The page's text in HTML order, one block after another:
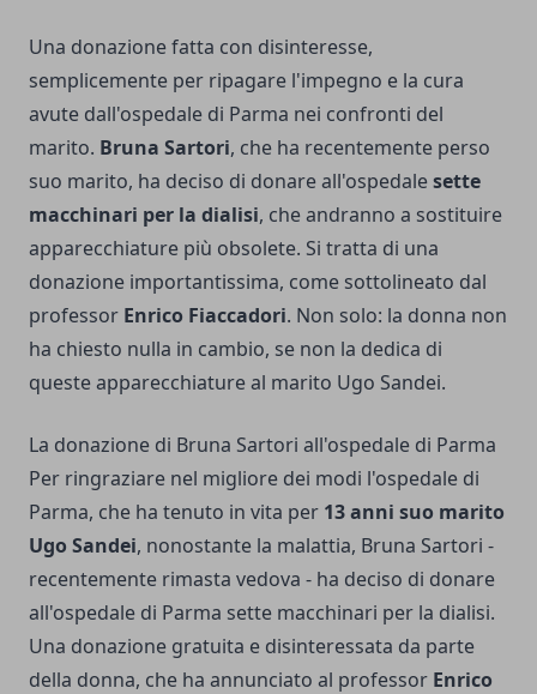
Una donazione fatta con disinteresse,
semplicemente per ripagare l'impegno e la cura
avute dall'ospedale di Parma nei confronti del
marito. Bruna Sartori, che ha recentemente perso
suo marito, ha deciso di donare all'ospedalesette
macchinari per la dialisi, che andranno a sostituire
apparecchiature più obsolete. Si tratta di una
donazione importantissima, come sottolineato dal
professor Enrico Fiaccadori. Non solo: la donna non
ha chiesto nulla in cambio, se non la dedica di
queste apparecchiature al marito Ugo Sandei.
La donazione di Bruna Sartori all'ospedale di Parma
Per ringraziare nel migliore dei modi l'ospedale di
Parma, che ha tenuto in vita per 13 anni suo marito
Ugo Sandei, nonostante la malattia, Bruna Sartori -
recentemente rimasta vedova - ha deciso di donare
all'ospedale di Parma sette macchinari per la dialisi.
Una donazione gratuita e disinteressata da parte
della donna, che ha annunciato al professor Enrico